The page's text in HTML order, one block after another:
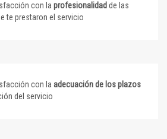
con la profesionalidad de las
te prestaron el servicio
con la adecuación de los plazos
del servicio